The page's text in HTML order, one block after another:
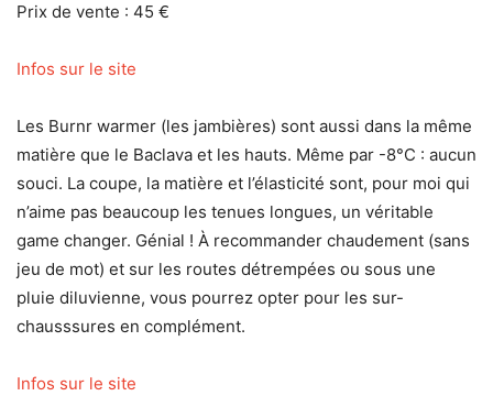
Prix de vente : 45 €
Infos sur le site
Les Burnr warmer (les jambières) sont aussi dans la même
matière que le Baclava et les hauts. Même par -8°C : aucun
souci. La coupe, la matière et l’élasticité sont, pour moi qui
n’aime pas beaucoup les tenues longues, un véritable
game changer. Génial ! À recommander chaudement (sans
jeu de mot) et sur les routes détrempées ou sous une
pluie diluvienne, vous pourrez opter pour les sur-
chausssures en complément.
Infos sur le site